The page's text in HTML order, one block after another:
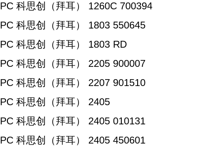
PC 科思创（拜耳） 1260C 700394
PC 科思创（拜耳） 1803 550645
PC 科思创（拜耳） 1803 RD
PC 科思创（拜耳） 2205 900007
PC 科思创（拜耳） 2207 901510
PC 科思创（拜耳） 2405
PC 科思创（拜耳） 2405 010131
PC 科思创（拜耳） 2405 450601